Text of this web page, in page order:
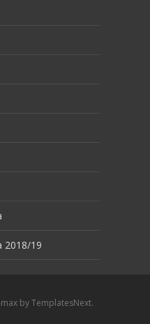
2018/19
by TemplatesNext.